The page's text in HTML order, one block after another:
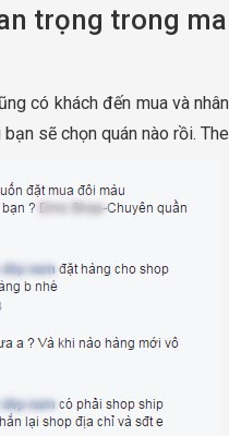
trọng trong
có khách đến mua và
sẽ chọn quán nào rồi.